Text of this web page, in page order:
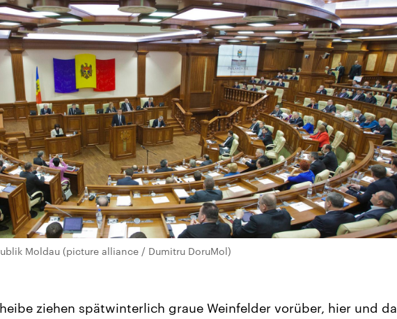
Moldau (picture alliance / Dumitru DoruMol)
ziehen spätwinterlich graue Weinfelder vorüber, hier und da